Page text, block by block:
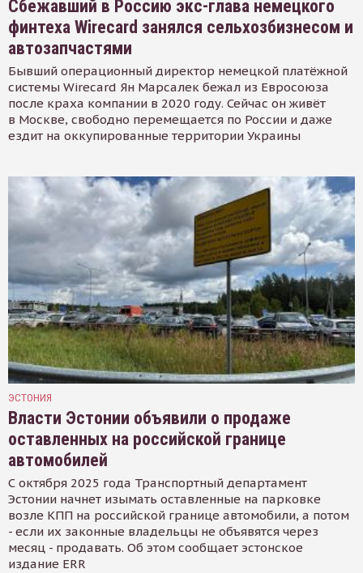
Сбежавший в Россию экс-глава немецкого
финтеха Wirecard занялся сельхозбизнесом и
автозапчастями
Бывший операционный директор немецкой платёжной
системы Wirecard Ян Марсалек бежал из Евросоюза
после краха компании в 2020 году. Сейчас он живёт
в Москве, свободно перемещается по России и даже
ездит на оккупированные территории Украины
ЭСТОНИЯ
Власти Эстонии объявили о продаже
оставленных на российской границе
автомобилей
С октября 2025 года Транспортный департамент
Эстонии начнет изымать оставленные на парковке
возле КПП на российской границе автомобили, а потом
- если их законные владельцы не объявятся через
месяц - продавать. Об этом сообщает эстонское
издание ERR